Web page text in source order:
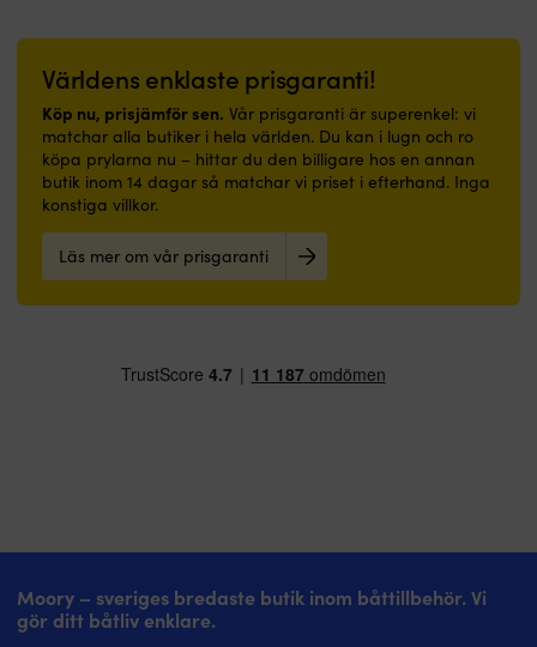
Världens enklaste prisgaranti!
Köp nu, prisjämför sen. Vår prisgaranti är superenkel: vi
matchar alla butiker i hela världen. Du kan i lugn och ro
köpa prylarna nu – hittar du den billigare hos en annan
butik inom 14 dagar så matchar vi priset i efterhand. Inga
konstiga villkor.
Läs mer om vår prisgaranti
Moory – sveriges bredaste butik inom båttillbehör. Vi
gör ditt båtliv enklare.